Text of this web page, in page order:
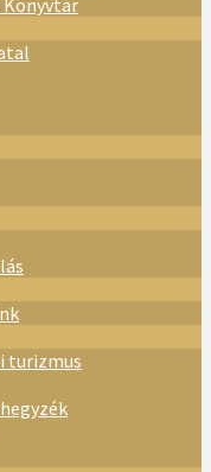
Könyvtár
turizmus